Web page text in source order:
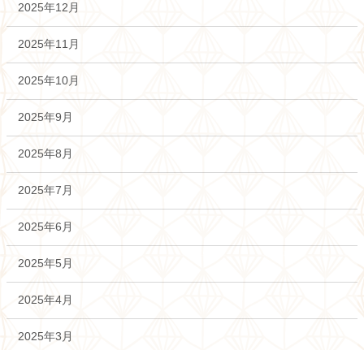
2025年12月
2025年11月
2025年10月
2025年9月
2025年8月
2025年7月
2025年6月
2025年5月
2025年4月
2025年3月